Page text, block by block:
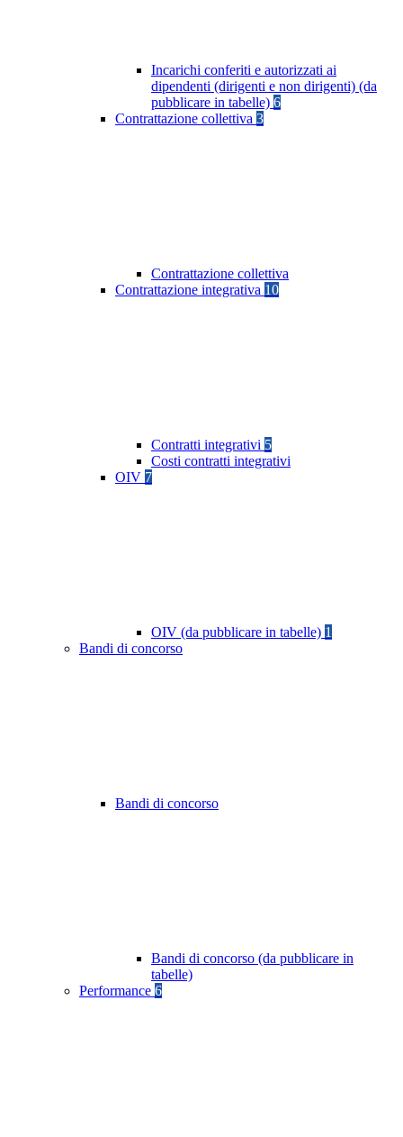
Incarichi conferiti e autorizzati ai
dipendenti (dirigenti e non dirigenti) (da
pubblicare in tabelle) 6
Contrattazione collettiva 3
Contrattazione collettiva
Contrattazione integrativa 10
Contratti integrativi 5
Costi contratti integrativi
OIV 7
OIV (da pubblicare in tabelle) 1
Bandi di concorso
Bandi di concorso
Bandi di concorso (da pubblicare in
tabelle)
Performance 6